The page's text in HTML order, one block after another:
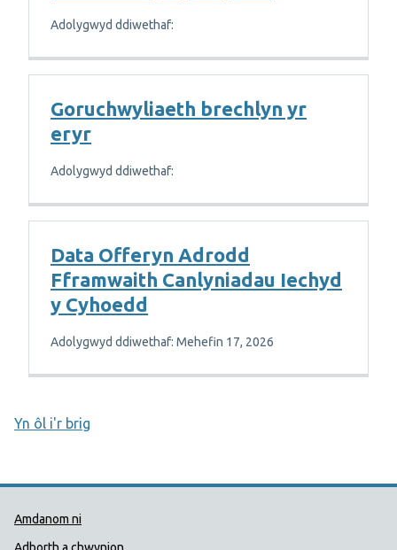
Adolygwyd ddiwethaf:
Goruchwyliaeth brechlyn yr
eryr
Adolygwyd ddiwethaf:
Data Offeryn Adrodd
Fframwaith Canlyniadau Iechyd
y Cyhoedd
Adolygwyd ddiwethaf: Mehefin 17, 2026
Yn ôl i'r brig
Dolenni Cymorth Iechyd
Amdanom ni